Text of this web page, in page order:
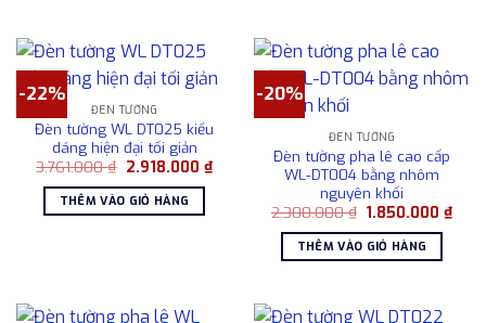
-22%
ĐÈN TƯỜNG
Đèn tường WL DT025 kiểu
dáng hiện đại tối giản
3.761.000₫ Giá
là:
3.761.000 ₫.
2.918.000 ₫Giá
hiện
2.918.000 ₫.
THÊM VÀO GIỎ HÀNG
-20%
ĐÈN TƯỜNG
Đèn tường pha lê cao cấp
WL-DT004 bằng nhôm
nguyên khối
2.300.000₫ Giá
là:
2.300.000 ₫.
1.850.000₫Giá
hiện
THÊM VÀO GIỎ HÀNG